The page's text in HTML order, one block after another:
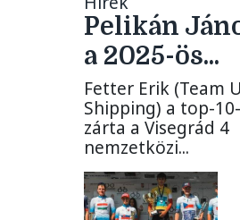
Pelikán
a 2025-ös...
Fetter Erik (Team
Shipping) a top-
zárta a Visegrád 4
nemzetközi...